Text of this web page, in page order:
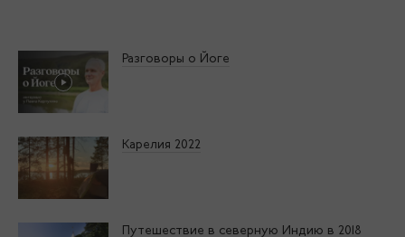
Разговоры о Йоге
Карелия 2022
Путешествие в северную Индию в 2018